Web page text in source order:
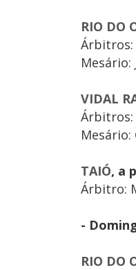
RIO DO
Árbitros:
Mesário:
VIDAL
Árbitros:
TAIÓ, a
Árbitro:
-
RIO DO